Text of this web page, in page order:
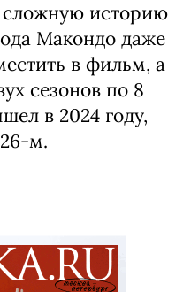
историю
Макондо даже
в фильм, а
сезонов по 8
в 2024 году,
м.